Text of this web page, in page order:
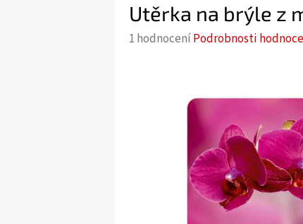
Utěrka na brýle z
Průměrné
1 hodnoceníPodrobnosti